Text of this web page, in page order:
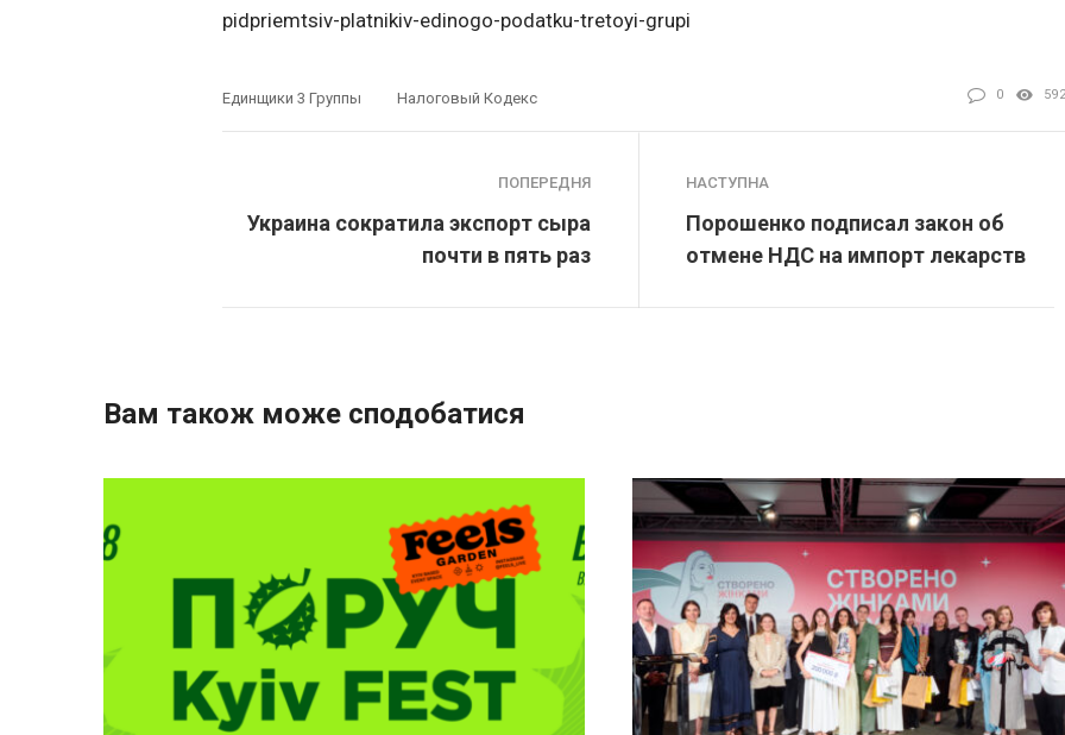
pidpriemtsiv-platnikiv-edinogo-podatku-tretoyi-grupi
Единщики 3 Группы Налоговый Кодекс 0 592
ПОПЕРЕДНЯ
Украина сократила экспорт сыра
почти в пять раз
НАСТУПНА
Порошенко подписал закон об
отмене НДС на импорт лекарств
Вам також може сподобатися